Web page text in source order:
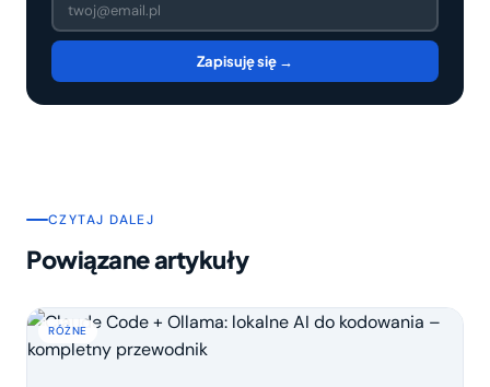
Zapisuję się →
CZYTAJ DALEJ
Powiązane artykuły
RÓŻNE